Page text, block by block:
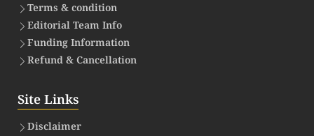
Terms & condition
Editorial Team Info
Funding Information
Refund & Cancellation
Site Links
Disclaimer